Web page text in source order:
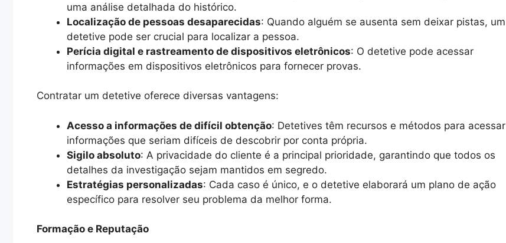
uma análise detalhada do histórico.
Localização de pessoas desaparecidas: Quando alguém se ausenta sem deixar pistas, um
detetive pode ser crucial para localizar a pessoa.
Perícia digital e rastreamento de dispositivos eletrônicos: O detetive pode acessar
informações em dispositivos eletrônicos para fornecer provas.
Contratar um detetive oferece diversas vantagens:
Acesso a informações de difícil obtenção: Detetives têm recursos e métodos para acessar
informações que seriam difíceis de descobrir por conta própria.
Sigilo absoluto: A privacidade do cliente é a principal prioridade, garantindo que todos os
detalhes da investigação sejam mantidos em segredo.
Estratégias personalizadas: Cada caso é único, e o detetive elaborará um plano de ação
específico para resolver seu problema da melhor forma.
Formação e Reputação